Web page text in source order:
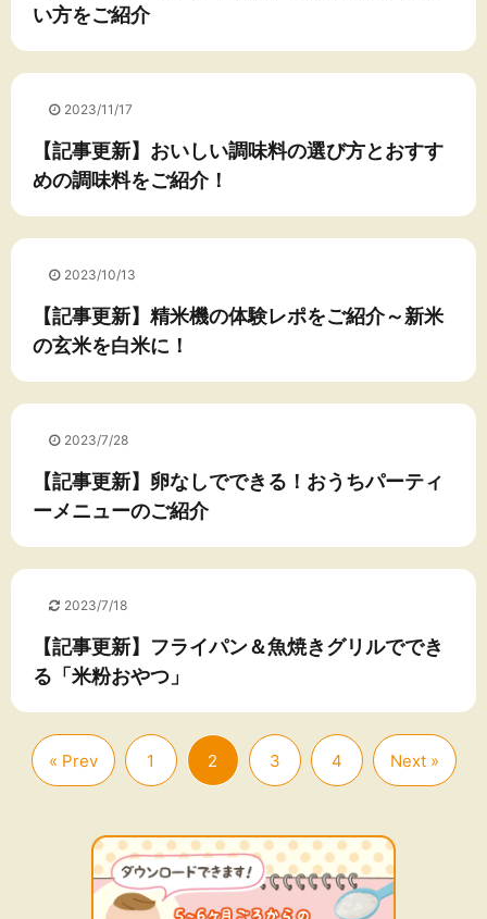
い方をご紹介
2023/11/17
【記事更新】おいしい調味料の選び方とおすす
めの調味料をご紹介！
2023/10/13
【記事更新】精米機の体験レポをご紹介～新米
の玄米を白米に！
2023/7/28
【記事更新】卵なしでできる！おうちパーティ
ーメニューのご紹介
2023/7/18
【記事更新】フライパン＆魚焼きグリルででき
る「米粉おやつ」
« Prev 1 2 3 4 Next »